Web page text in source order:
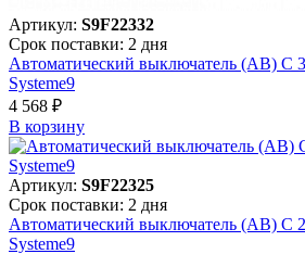
Артикул: S9F22332
Срок поставки: 2 дня
Автоматический выключатель (АВ) C
Systeme9
4 568 ₽
В корзинy
Артикул: S9F22325
Срок поставки: 2 дня
Автоматический выключатель (АВ) C
Systeme9